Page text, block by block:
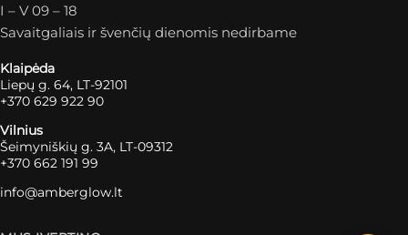
I – V 09 – 18
Savaitgaliais ir švenčių dienomis nedirbame
Klaipėda
Liepų g. 64, LT-92101
+370 629 922 90
Vilnius
Šeimyniškių g. 3A, LT-09312
+370 662 191 99
info@amberglow.lt